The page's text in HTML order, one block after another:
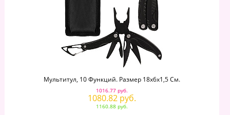
Мультитул, 10 Функций. Размер 18х6х1,5 См.
1016.77 руб.
1080.82 руб.
1160.88 руб.